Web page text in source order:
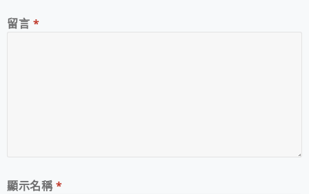
留言 *
顯示名稱*